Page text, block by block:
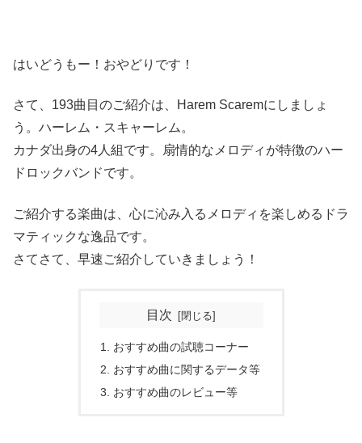
はいどうもー！おやどりです！
さて、193曲目のご紹介は、Harem Scaremにしましょ
う。ハーレム・スキャーレム。
カナダ出身の4人組です。扇情的なメロディが特徴のハー
ドロックバンドです。
ご紹介する楽曲は、心に沁み入るメロディを楽しめるドラ
マティックな逸品です。
さてさて、早速ご紹介していきましょう！
目次
おすすめ曲の試聴コーナー
おすすめ曲に関するデータ等
おすすめ曲のレビュー等